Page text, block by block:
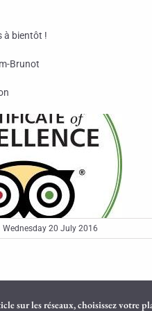
à bientôt !
Brunot
Wednesday 20 July 2016
sur les réseaux, choisissez votre